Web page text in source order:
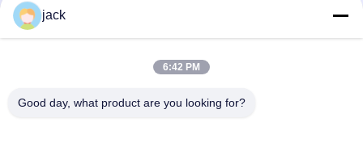
jack
6:42 PM
Good day, what product are you looking for?